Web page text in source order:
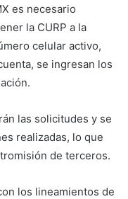
es necesario
la CURP a la
celular activo,
se ingresan los
las solicitudes y se
realizadas, lo que
de terceros.
los lineamientos de